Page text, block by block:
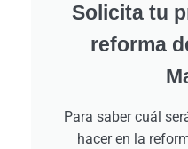
Solicita tu
reforma
Para saber cuál
hacer en la